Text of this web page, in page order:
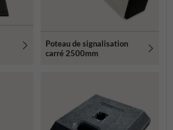
Poteau de signalisation
carré 2500mm